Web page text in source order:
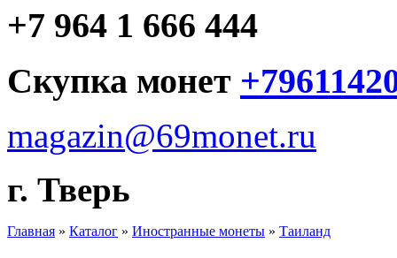
+7 964 1 666 444
Скупка монет
magazin@69monet.ru
г. Тверь
Главная » Каталог » Иностранные монеты » Таиланд